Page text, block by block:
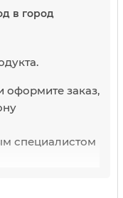
в город
оформите заказ,
специалистом